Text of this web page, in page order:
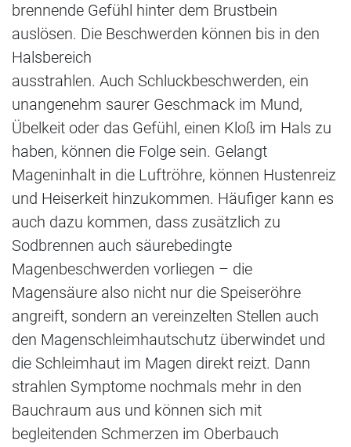
brennende Gefühl hinter dem Brustbein
auslösen. Die Beschwerden können bis in den
Halsbereich
ausstrahlen. Auch Schluckbeschwerden, ein
unangenehm saurer Geschmack im Mund,
Übelkeit oder das Gefühl, einen Kloß im Hals zu
haben, können die Folge sein. Gelangt
Mageninhalt in die Luftröhre, können Hustenreiz
und Heiserkeit hinzukommen. Häufiger kann es
auch dazu kommen, dass zusätzlich zu
Sodbrennen auch säurebedingte
Magenbeschwerden vorliegen – die
Magensäure also nicht nur die Speiseröhre
angreift, sondern an vereinzelten Stellen auch
den Magenschleimhautschutz überwindet und
die Schleimhaut im Magen direkt reizt. Dann
strahlen Symptome nochmals mehr in den
Bauchraum aus und können sich mit
begleitenden Schmerzen im Oberbauch